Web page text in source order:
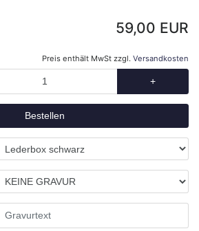
59,00 EUR
Preis enthält MwSt zzgl. Versandkosten
+